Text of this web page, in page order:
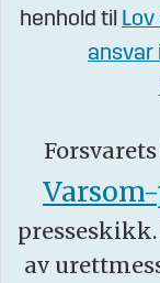
henhold til
ansvar
av